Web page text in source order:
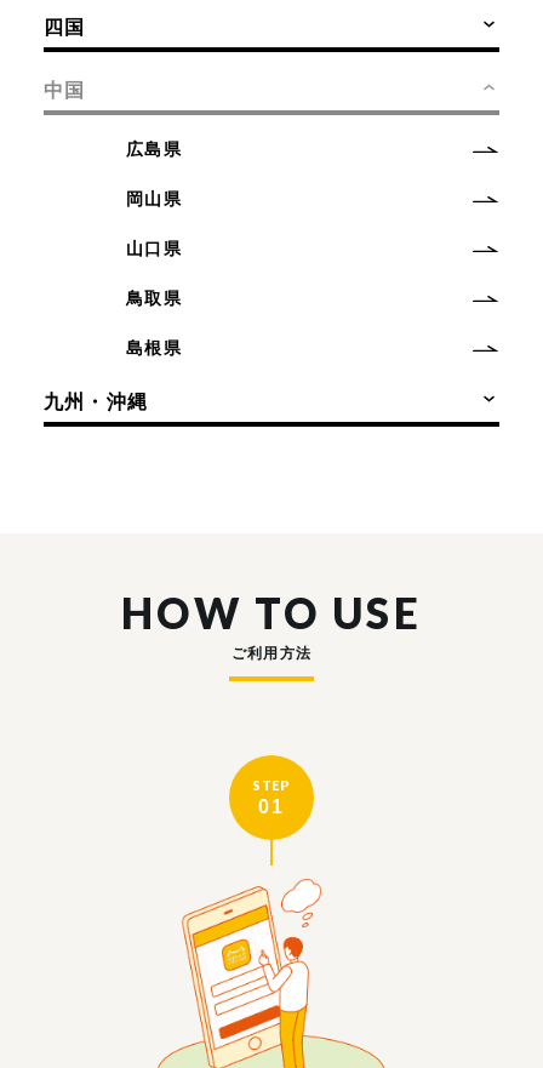
四国
中国
広島県
岡山県
山口県
鳥取県
島根県
九州・沖縄
HOW TO USE
ご利用方法
STEP
01